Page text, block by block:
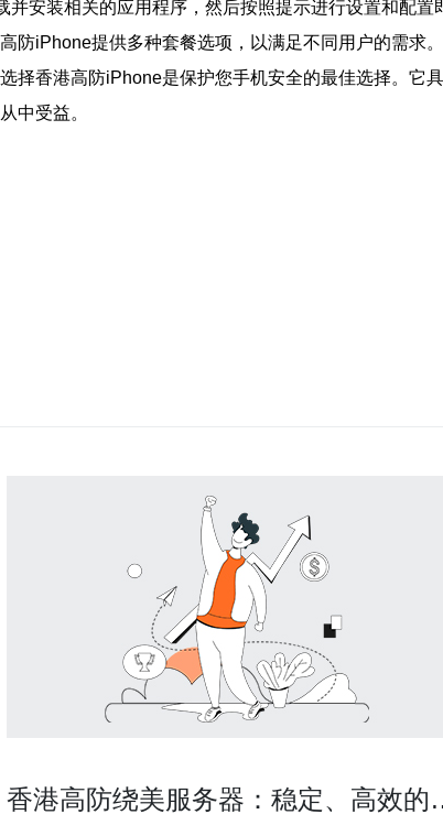
安装相关的应用程序，然后按照提示进行设置和配置
防iPhone提供多种套餐选项，以满足不同用户的需求
择香港高防iPhone是保护您手机安全的最佳选择。它
中受益。
香港高防绕美服务器：稳定、高效的